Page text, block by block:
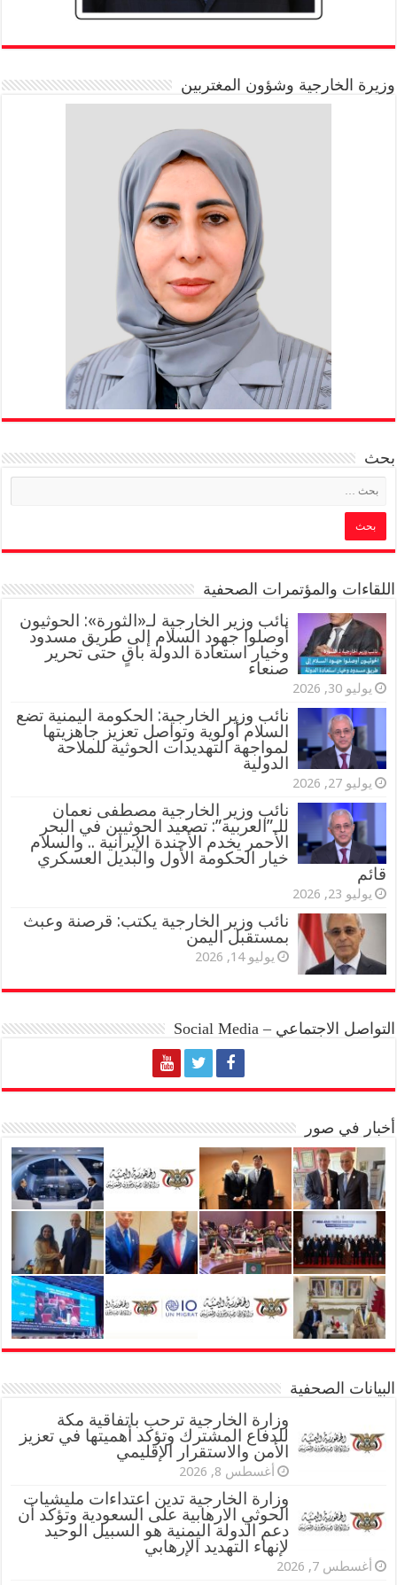
وزيرة الخارجية وشؤون المغتربين
بحث
اللقاءات والمؤتمرات الصحفية
‏نائب وزير الخارجية لـ«الثورة»: الحوثيون
أوصلوا جهود السلام إلى طريق مسدود
وخيار استعادة الدولة باقٍ حتى تحرير
صنعاء
يوليو 30, 2026
نائب وزير الخارجية: الحكومة اليمنية تضع
السلام أولوية وتواصل تعزيز جاهزيتها
لمواجهة التهديدات الحوثية للملاحة
الدولية
يوليو 27, 2026
نائب وزير الخارجية مصطفى نعمان
للـ”العربية”: تصعيد الحوثيين في البحر
الأحمر يخدم الأجندة الإيرانية .. والسلام
خيار الحكومة الأول والبديل العسكري
قائم
يوليو 23, 2026
نائب وزير الخارجية يكتب: قرصنة وعبث
بمستقبل اليمن
يوليو 14, 2026
التواصل الاجتماعي – Social Media
أخبار في صور
البيانات الصحفية
وزارة الخارجية ترحب باتفاقية مكة
للدفاع المشترك وتؤكد أهميتها في تعزيز
الأمن والاستقرار الإقليمي
أغسطس 8, 2026
وزارة الخارجية تدين اعتداءات مليشيات
الحوثي الارهابية على السعودية وتؤكد أن
دعم الدولة اليمنية هو السبيل الوحيد
لإنهاء التهديد الإرهابي
أغسطس 7, 2026